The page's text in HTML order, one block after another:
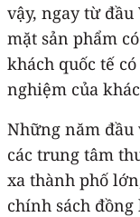
vậy, ngay từ
mặt sản phẩm
khách quốc tế
nghiệm của
Những năm đầu
các trung tâm
xa thành phố
chính sách